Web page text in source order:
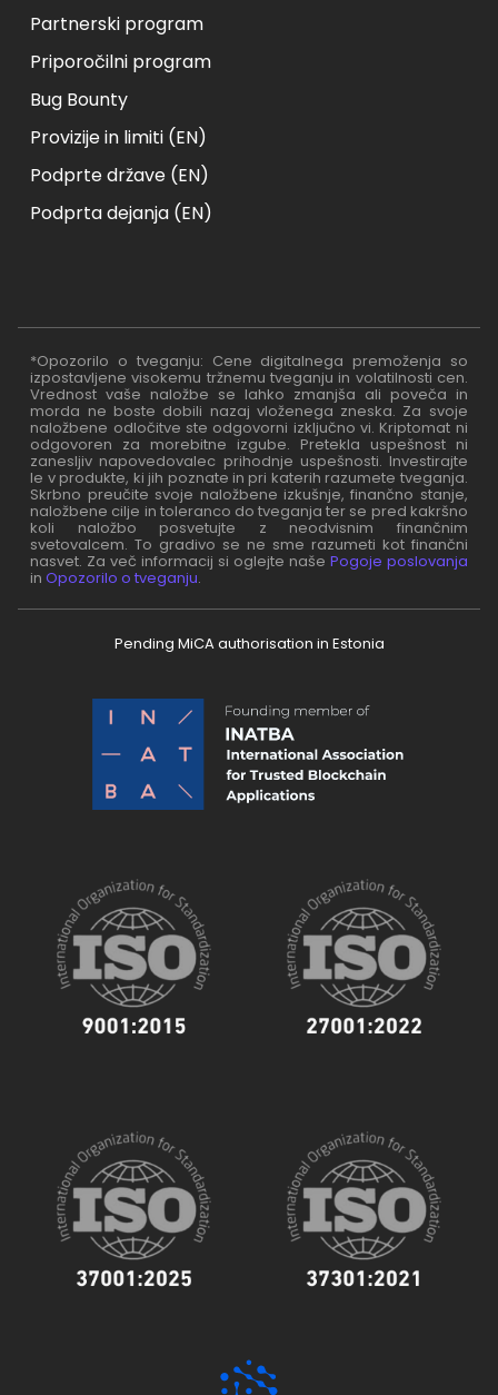
Partnerski program
Priporočilni program
Bug Bounty
Provizije in limiti (EN)
Podprte države (EN)
Podprta dejanja (EN)
*Opozorilo o tveganju: Cene digitalnega premoženja so
izpostavljene visokemu tržnemu tveganju in volatilnosti cen.
Vrednost vaše naložbe se lahko zmanjša ali poveča in
morda ne boste dobili nazaj vloženega zneska. Za svoje
naložbene odločitve ste odgovorni izključno vi. Kriptomat ni
odgovoren za morebitne izgube. Pretekla uspešnost ni
zanesljiv napovedovalec prihodnje uspešnosti. Investirajte
le v produkte, ki jih poznate in pri katerih razumete tveganja.
Skrbno preučite svoje naložbene izkušnje, finančno stanje,
naložbene cilje in toleranco do tveganja ter se pred kakršno
koli naložbo posvetujte z neodvisnim finančnim
svetovalcem. To gradivo se ne sme razumeti kot finančni
nasvet. Za več informacij si oglejte naše Pogoje poslovanja
inOpozorilo o tveganju.
Pending MiCA authorisation in Estonia